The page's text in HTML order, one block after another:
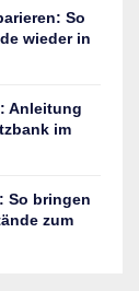
So
wieder in
Anleitung
im
So bringen
zum